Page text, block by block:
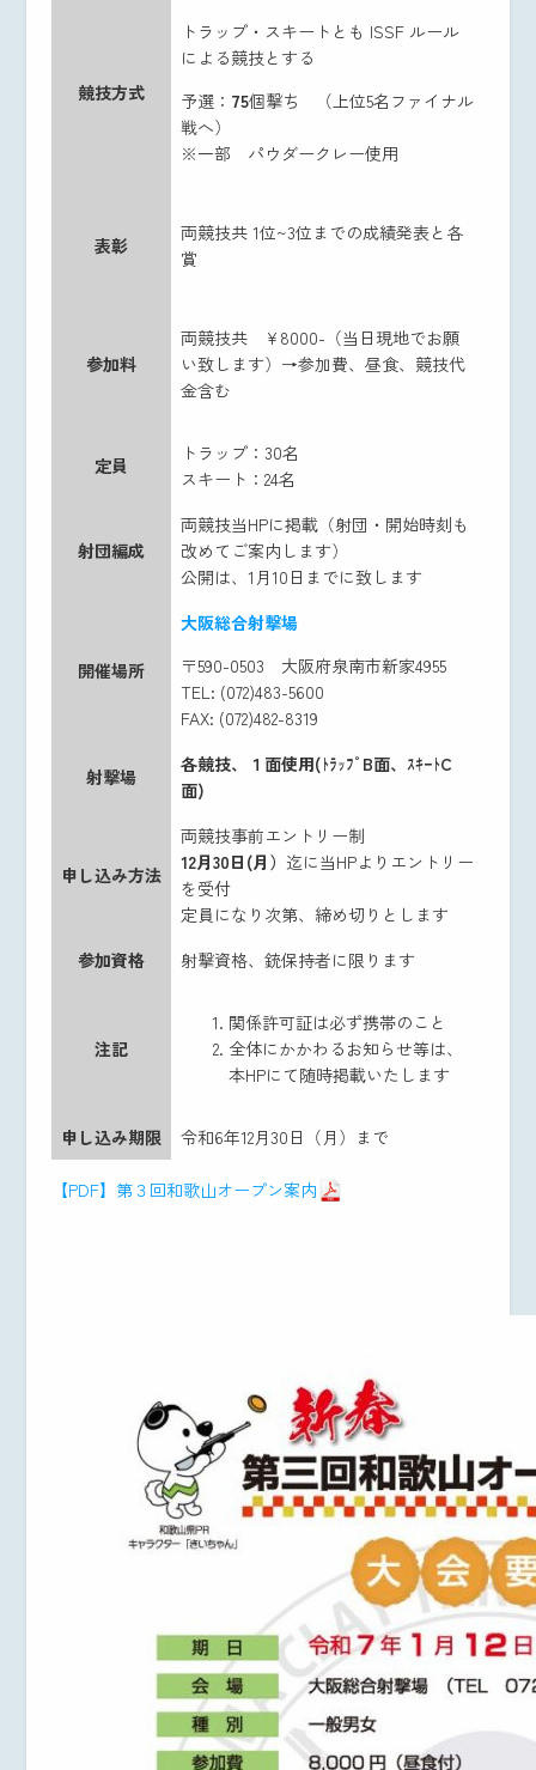
競技方式
トラップ・スキートとも ISSF ルール
による競技とする
予選： 75個撃ち （上位5名ファイナル
戦へ）
※一部 パウダークレー使用
表彰
両競技共 1位~3位までの成績発表と各
賞
参加料
両競技共 ¥8000-（当日現地でお願
い致します）→参加費、昼食、競技代
金含む
定員
トラップ：30名
スキート：24名
射団編成
両競技当HPに掲載（射団・開始時刻も
改めてご案内します）
公開は、1月10日までに致します
開催場所
大阪総合射撃場
〒590-0503 大阪府泉南市新家4955
TEL: (072)483-5600
FAX: (072)482-8319
射撃場
各競技、１面使用(ﾄﾗｯﾌﾟB面、ｽｷｰﾄC
面)
申し込み方法
両競技事前エントリー制
12月30日(月） 迄に当HPよりエントリー
を受付
定員になり次第、締め切りとします
参加資格
射撃資格、銃保持者に限ります
注記
関係許可証は必ず携帯のこと
全体にかかわるお知らせ等は、
本HPにて随時掲載いたします
申し込み期限 令和6年12月30日（月）まで
【PDF】第３回和歌山オープン案内